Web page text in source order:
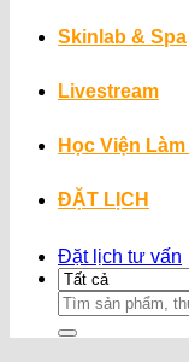
Skinlab & Spa
Livestream
Học Viện
ĐẶT LỊCH
Đặt lịch tư vấn
Search
for: